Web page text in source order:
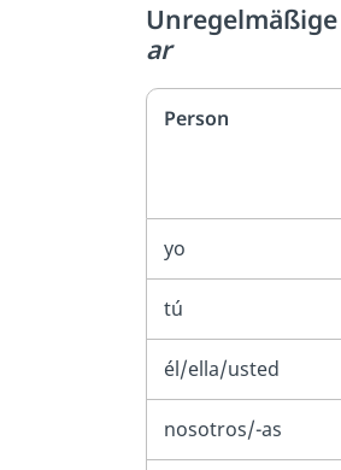
ar
Person
yo
tú
él/ella/usted
nosotros/-as